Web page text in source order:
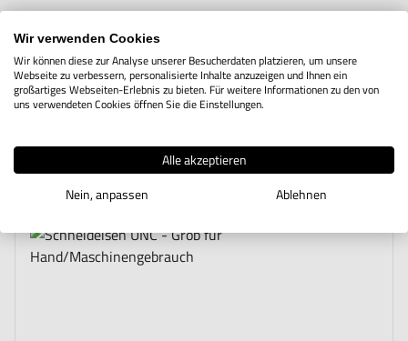
Zeige
pro Seite Sortieren nach
Wir verwenden Cookies
Wir können diese zur Analyse unserer Besucherdaten platzieren, um unsere
Webseite zu verbessern, personalisierte Inhalte anzuzeigen und Ihnen ein
großartiges Webseiten-Erlebnis zu bieten. Für weitere Informationen zu den von
uns verwendeten Cookies öffnen Sie die Einstellungen.
Alle akzeptieren
Nein, anpassen
Ablehnen